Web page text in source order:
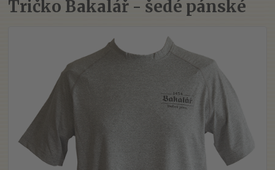
Tričko Bakalář - šedé pánské